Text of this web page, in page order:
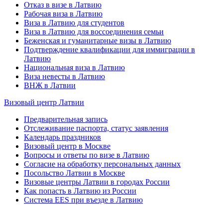
Отказ в визе в Латвию
Рабочая виза в Латвию
Виза в Латвию для студентов
Виза в Латвию для воссоединения семьи
Беженская и гуманитарные визы в Латвию
Подтверждение квалификации для иммиграции в
Латвию
Национальная виза в Латвию
Виза невесты в Латвию
ВНЖ в Латвии
Визовый центр Латвии
Предварительная запись
Отслеживание паспорта, статус заявления
Календарь праздников
Визовый центр в Москве
Вопросы и ответы по визе в Латвию
Согласие на обработку персональных данных
Посольство Латвии в Москве
Визовые центры Латвии в городах России
Как попасть в Латвию из России
Система EES при въезде в Латвию